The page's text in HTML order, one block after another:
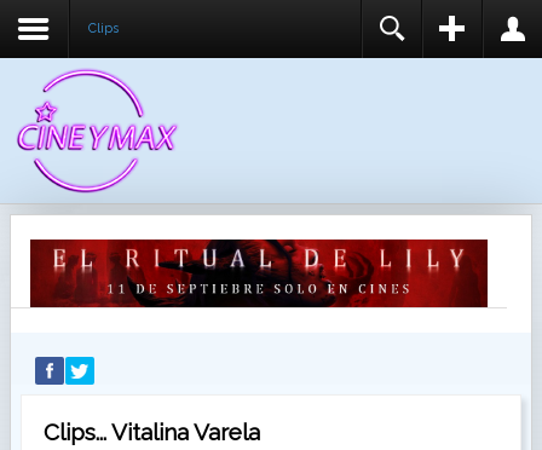
Clips
RECUÉRDEME
IDENTIFICARSE
Clips... Vitalina Varela